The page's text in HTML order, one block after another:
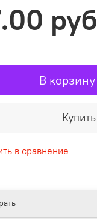
руб
В корзину
в сравнение